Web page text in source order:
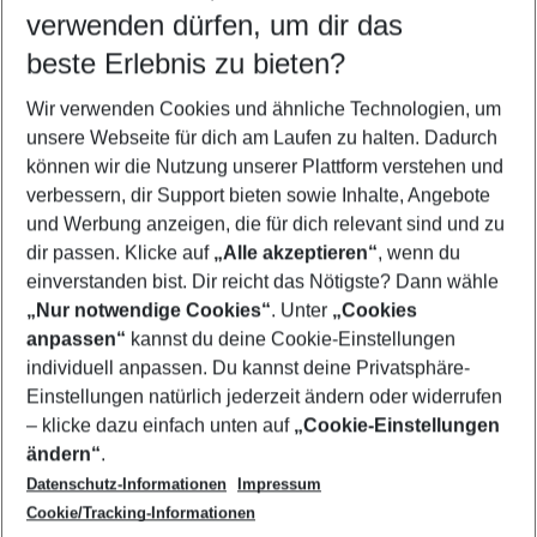
Wähle deinen Reisezeitraum
5-8 Nächte
2 Erwachsene Keine Kinder
Mehr Filter anzeigen
Footer
Footer navigation
Über uns
AGB
Bestpreisgarantie
Cookie-Einstellungen ändern
Cookie-Richtlinie
Agenturbetreuung
Barrierefreies Reisen
Folge uns
verwenden dürfen, um dir das
beste Erlebnis zu bieten?
Wir verwenden Cookies und ähnliche Technologien, um
unsere Webseite für dich am Laufen zu halten. Dadurch
können wir die Nutzung unserer Plattform verstehen und
verbessern, dir Support bieten sowie Inhalte, Angebote
und Werbung anzeigen, die für dich relevant sind und zu
dir passen. Klicke auf „Alle akzeptieren“, wenn du
einverstanden bist. Dir reicht das Nötigste? Dann wähle
„Nur notwendige Cookies“. Unter „Cookies
anpassen“ kannst du deine Cookie-Einstellungen
individuell anpassen. Du kannst deine Privatsphäre-
Einstellungen natürlich jederzeit ändern oder widerrufen
– klicke dazu einfach unten auf „Cookie-Einstellungen
ändern“.
Datenschutz-Informationen
Impressum
Cookie/Tracking-Informationen